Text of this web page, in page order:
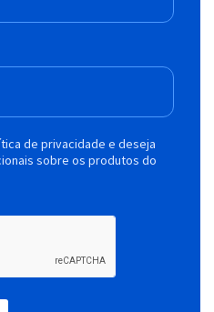
de privacidade e deseja
sobre os produtos do